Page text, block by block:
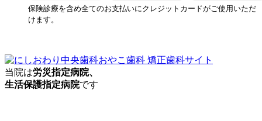
保険診療を含め全てのお支払いにクレジットカードがご使用いただ
けます。
当院は労災指定病院、
生活保護指定病院です